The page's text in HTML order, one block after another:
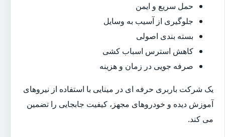
حمل سریع و ایمن
جلوگیری از آسیب به وسایل
بسته بندی اصولی
کاهش استرس اسباب کشی
صرفه جویی در زمان و هزینه
یک شرکت باربری حرفه ای در مینایی با استفاده از نیروهای
آموزش دیده و خودروهای مجهز، کیفیت جابجایی را تضمین
می کند.